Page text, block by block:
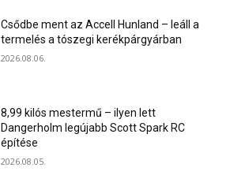
Csődbe ment az Accell Hunland – leáll a
termelés a tószegi kerékpárgyárban
2026.08.06.
8,99 kilós mestermű – ilyen lett
Dangerholm legújabb Scott Spark RC
építése
2026.08.05.